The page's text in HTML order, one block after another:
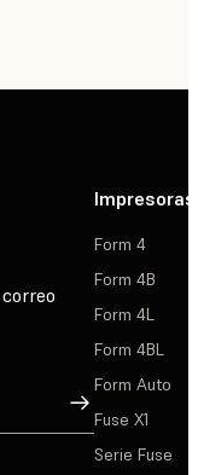
Suscribirse
Impresoras
Form 4
Form 4B
Form 4L
Form 4BL
Form Auto
Fuse X1
Serie Fuse